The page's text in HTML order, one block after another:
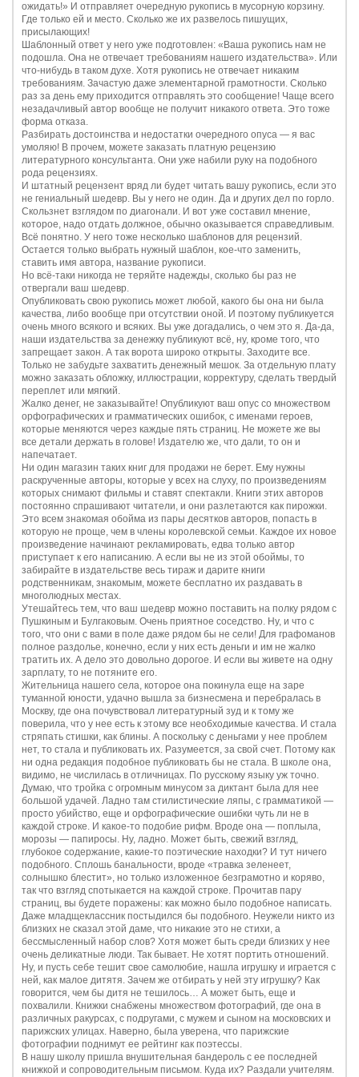
ожидать!» И отправляет очередную рукопись в мусорную корзину.
Где только ей и место. Сколько же их развелось пишущих,
присылающих!
Шаблонный ответ у него уже подготовлен: «Ваша рукопись нам не
подошла. Она не отвечает требованиям нашего издательства». Или
что-нибудь в таком духе. Хотя рукопись не отвечает никаким
требованиям. Зачастую даже элементарной грамотности. Сколько
раз за день ему приходится отправлять это сообщение! Чаще всего
незадачливый автор вообще не получит никакого ответа. Это тоже
форма отказа.
Разбирать достоинства и недостатки очередного опуса — я вас
умоляю! В прочем, можете заказать платную рецензию
литературного консультанта. Они уже набили руку на подобного
рода рецензиях.
И штатный рецензент вряд ли будет читать вашу рукопись, если это
не гениальный шедевр. Вы у него не один. Да и других дел по горло.
Скользнет взглядом по диагонали. И вот уже составил мнение,
которое, надо отдать должное, обычно оказывается справедливым.
Всё понятно. У него тоже несколько шаблонов для рецензий.
Остается только выбрать нужный шаблон, кое-что заменить,
ставить имя автора, название рукописи.
Но всё-таки никогда не теряйте надежды, сколько бы раз не
отвергали ваш шедевр.
Опубликовать свою рукопись может любой, какого бы она ни была
качества, либо вообще при отсутствии оной. И поэтому публикуется
очень много всякого и всяких. Вы уже догадались, о чем это я. Да-да,
наши издательства за денежку публикуют всё, ну, кроме того, что
запрещает закон. А так ворота широко открыты. Заходите все.
Только не забудьте захватить денежный мешок. За отдельную плату
можно заказать обложку, иллюстрации, корректуру, сделать твердый
переплет или мягкий.
Жалко денег, не заказывайте! Опубликуют ваш опус со множеством
орфографических и грамматических ошибок, с именами героев,
которые меняются через каждые пять страниц. Не можете же вы
все детали держать в голове! Издателю же, что дали, то он и
напечатает.
Ни один магазин таких книг для продажи не берет. Ему нужны
раскрученные авторы, которые у всех на слуху, по произведениям
которых снимают фильмы и ставят спектакли. Книги этих авторов
постоянно спрашивают читатели, и они разлетаются как пирожки.
Это всем знакомая обойма из пары десятков авторов, попасть в
которую не проще, чем в члены королевской семьи. Каждое их новое
произведение начинают рекламировать, едва только автор
приступает к его написанию. А если вы не из этой обоймы, то
забирайте в издательстве весь тираж и дарите книги
родственникам, знакомым, можете бесплатно их раздавать в
многолюдных местах.
Утешайтесь тем, что ваш шедевр можно поставить на полку рядом с
Пушкиным и Булгаковым. Очень приятное соседство. Ну, и что с
того, что они с вами в поле даже рядом бы не сели! Для графоманов
полное раздолье, конечно, если у них есть деньги и им не жалко
тратить их. А дело это довольно дорогое. И если вы живете на одну
зарплату, то не потяните его.
Жительница нашего села, которое она покинула еще на заре
туманной юности, удачно вышла за бизнесмена и перебралась в
Москву, где она почувствовал литературный зуд и к тому же
поверила, что у нее есть к этому все необходимые качества. И стала
стряпать стишки, как блины. А поскольку с деньгами у нее проблем
нет, то стала и публиковать их. Разумеется, за свой счет. Потому как
ни одна редакция подобное публиковать бы не стала. В школе она,
видимо, не числилась в отличницах. По русскому языку уж точно.
Думаю, что тройка с огромным минусом за диктант была для нее
большой удачей. Ладно там стилистические ляпы, с грамматикой —
просто убийство, еще и орфографические ошибки чуть ли не в
каждой строке. И какое-то подобие рифм. Вроде она — поплыла,
морозы — папиросы. Ну, ладно. Может быть, свежий взгляд,
глубокое содержание, какие-то поэтические находки? И тут ничего
подобного. Сплошь банальности, вроде «травка зеленеет,
солнышко блестит», но только изложенное безграмотно и коряво,
так что взгляд спотыкается на каждой строке. Прочитав пару
страниц, вы будете поражены: как можно было подобное написать.
Даже младщеклассник постыдился бы подобного. Неужели никто из
близких не сказал этой даме, что никакие это не стихи, а
бессмысленный набор слов? Хотя может быть среди близких у нее
очень деликатные люди. Так бывает. Не хотят портить отношений.
Ну, и пусть себе тешит свое самолюбие, нашла игрушку и играется с
ней, как малое дитятя. Зачем же отбирать у ней эту игрушку? Как
говорится, чем бы дитя не тешилось… А может быть, еще и
похвалили. Книжки снабжены множеством фотографий, где она в
различных ракурсах, с подругами, с мужем и сыном на московских и
парижских улицах. Наверно, была уверена, что парижские
фотографии поднимут ее рейтинг как поэтессы.
В нашу школу пришла внушительная бандероль с ее последней
книжкой и сопроводительным письмом. Куда их? Раздали учителям.